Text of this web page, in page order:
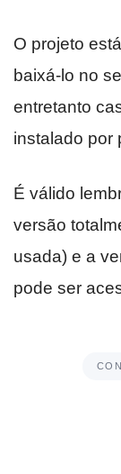
O projeto
baixá-lo no
entretanto
instalado por
É válido
versão
usada) e a
pode ser